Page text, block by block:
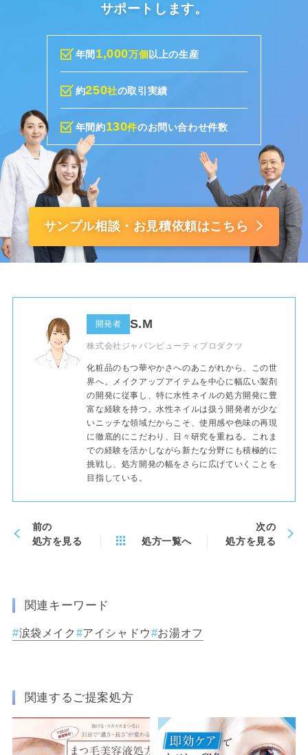
サポートします。
年間 1,000万個以上の生産
約250社の取引実績
年間約130件のお問い合わせ件数
サンプル相談・お見積依頼はこちら
開発者 S.M
株式会社ジャパンビューティプロダクツ
化粧品のもつ華やかさへのあこがれから、この世
界へ。メイクアップアイテムを中心に幅広い製剤
の開発に従事し、特に水性ネイルの処方開発に豊
富な経験を持つ。水性ネイルは扱う開発者が少な
いニッチな領域だからこそ、使用感や色味の再現
に徹底的にこだわり、日々研究を重ねる。これま
での経験を活かしながら新たな分野にも積極的に
挑戦し、処方開発の幅をさらに広げていくことを
目指している。
前の
処方を見る
処方一覧へ
次の
処方を見る
関連キーワード
涙袋メイク アイシャドウ お湯オフ
関連するご提案処方